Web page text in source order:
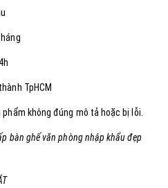
TpHCM
không đúng mô tả hoặc bị lỗi.
bàn ghế văn phòng nhập khẩu đẹp